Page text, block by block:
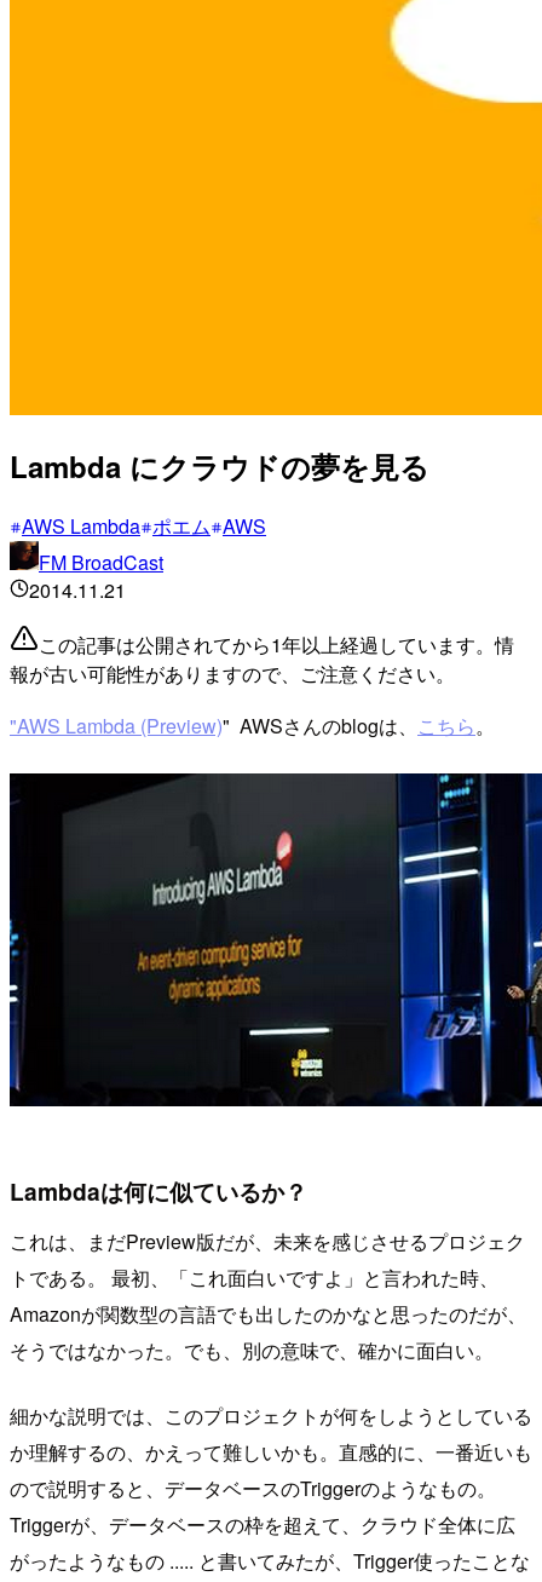
Lambda にクラウドの夢を見る
AWS Lambda ポエム AWS
FM BroadCast
2014.11.21
この記事は公開されてから1年以上経過しています。情
報が古い可能性がありますので、ご注意ください。
"AWS Lambda (Preview)" AWSさんのblogは、 こちら。
Lambdaは何に似ているか？
これは、まだPreview版だが、未来を感じさせるプロジェク
トである。 最初、「これ面白いですよ」と言われた時、
Amazonが関数型の言語でも出したのかなと思ったのだが、
そうではなかった。でも、別の意味で、確かに面白い。
細かな説明では、このプロジェクトが何をしようとしている
か理解するの、かえって難しいかも。直感的に、一番近いも
ので説明すると、データベースのTriggerのようなもの。
Triggerが、データベースの枠を超えて、クラウド全体に広
がったようなもの ..... と書いてみたが、Trigger使ったことな